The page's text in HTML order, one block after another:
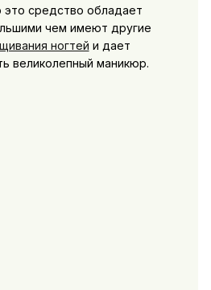
это средство обладает
чем имеют другие
ногтей и дает
великолепный маникюр.